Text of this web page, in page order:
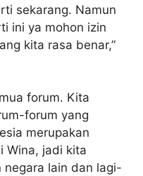
sekarang. Namun
ini ya mohon izin
kita rasa benar,”
forum. Kita
forum yang
merupakan
Wina, jadi kita
negara lain dan lagi-